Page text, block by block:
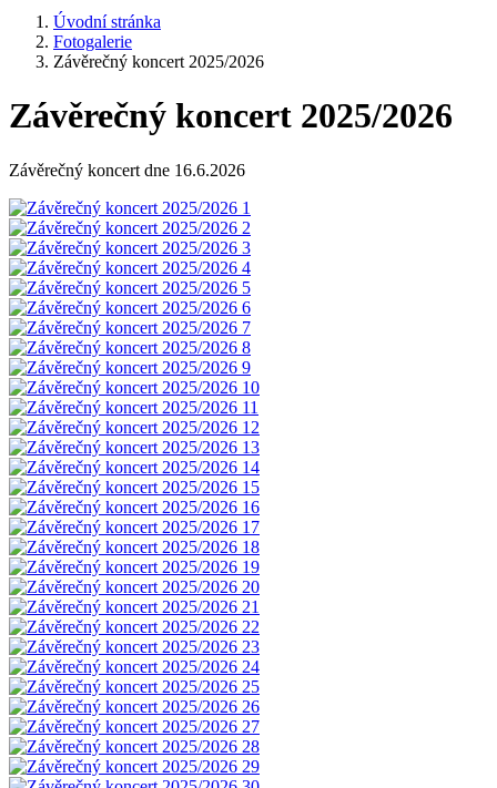
Úvodní stránka
Fotogalerie
Závěrečný koncert 2025/2026
Závěrečný koncert 2025/2026
Závěrečný koncert dne 16.6.2026